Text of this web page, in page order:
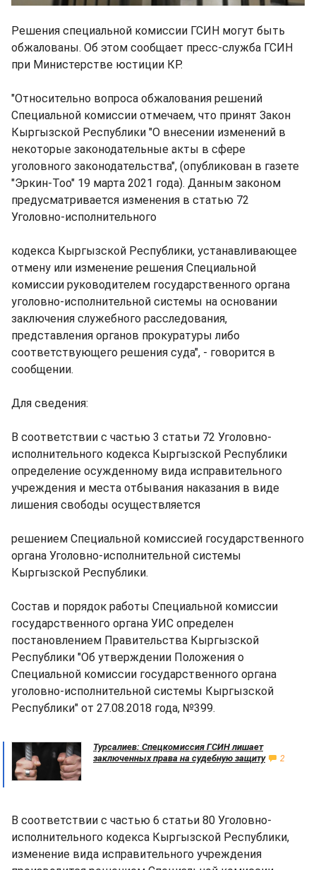
Решения специальной комиссии ГСИН могут быть
обжалованы. Об этом сообщает пресс-служба ГСИН
при Министерстве юстиции КР.
"Относительно вопроса обжалования решений
Специальной комиссии отмечаем, что принят Закон
Кыргызской Республики "О внесении изменений в
некоторые законодательные акты в сфере
уголовного законодательства", (опубликован в газете
"Эркин-Тоо" 19 марта 2021 года). Данным законом
предусматривается изменения в статью 72
Уголовно-исполнительного
кодекса Кыргызской Республики, устанавливающее
отмену или изменение решения Специальной
комиссии руководителем государственного органа
уголовно-исполнительной системы на основании
заключения служебного расследования,
представления органов прокуратуры либо
соответствующего решения суда", - говорится в
сообщении.
Для сведения:
В соответствии с частью 3 статьи 72 Уголовно-
исполнительного кодекса Кыргызской Республики
определение осужденному вида исправительного
учреждения и места отбывания наказания в виде
лишения свободы осуществляется
решением Специальной комиссией государственного
органа Уголовно-исполнительной системы
Кыргызской Республики.
Состав и порядок работы Специальной комиссии
государственного органа УИС определен
постановлением Правительства Кыргызской
Республики "Об утверждении Положения о
Специальной комиссии государственного органа
уголовно-исполнительной системы Кыргызской
Республики" от 27.08.2018 года, №399.
Турсалиев: Спецкомиссия ГСИН лишает
заключенных права на судебную защиту
2
В соответствии с частью 6 статьи 80 Уголовно-
исполнительного кодекса Кыргызской Республики,
изменение вида исправительного учреждения